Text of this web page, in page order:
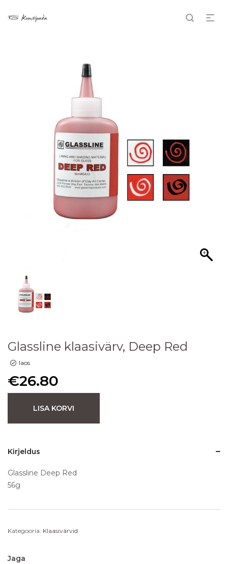
Glassline klaasivärv, Deep Red
laos
€26.80
LISA KORVI
Kirjeldus
Glassline Deep Red
56g
Kategooria: Klaasivärvid
Jaga